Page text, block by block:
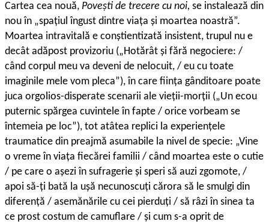
Cartea cea nouă, Povești de trecere cu noi, se instalează din
nou în „spațiul îngust dintre viața și moartea noastră”.
Moartea intravitală e conștientizată insistent, trupul nu e
decât adăpost provizoriu („Hotărât și fără negociere: /
când corpul meu va deveni de nelocuit, / eu cu toate
imaginile mele vom pleca”), în care ființa gânditoare poate
juca orgolios-disperate scenarii ale vieții-morții („Un ecou
puternic spărgea cuvintele în fapte / orice vorbeam se
întemeia pe loc”), tot atâtea replici la experiențele
traumatice din preajmă asumabile la nivel de specie: „Vine
o vreme în viața fiecărei familii / când moartea este o cutie
/ pe care o așezi în sufragerie și speri să auzi zgomote, /
apoi să-ți bată la ușă necunoscuți cărora să le smulgi din
diferență / asemănările cu cei pierduți / să râzi în sinea ta
ce prost costum de camuflare / și cum s-a oprit de